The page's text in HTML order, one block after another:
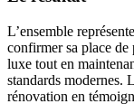
L’ensemble
confirmer sa place de
luxe tout en
standards modernes.
rénovation en